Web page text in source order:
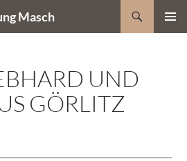
Masch
UND
GÖRLITZ